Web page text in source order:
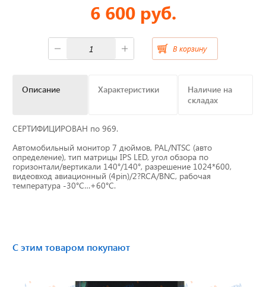
Приборные панели
GPS и ГЛОНАСС трекеры
Датчики уровня топлива
Блоки СКЗИ (НКМ)
Элементы питания
GPS/GSM Антенны
6 600 руб.
В корзину
Описание Характеристики
Наличие на
складах
СЕРТИФИЦИРОВАН по 969.
Автомобильный монитор 7 дюймов, PAL/NTSC (авто
определение), тип матрицы IPS LED, угол обзора по
горизонтали/вертикали 140°/140°, разрешение 1024*600,
видеовход авиационный (4pin)/2?RCA/BNC, рабочая
температура -30°С…+60°С.
С этим товаром покупают